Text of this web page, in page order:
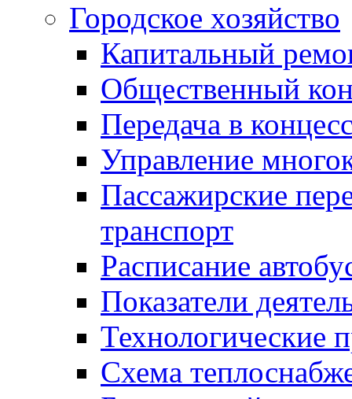
Городское хозяйство
Капитальный
Общественный
Передача в
Управление
Пассажирские
транспорт
Расписание
Показатели
Технологические
Схема